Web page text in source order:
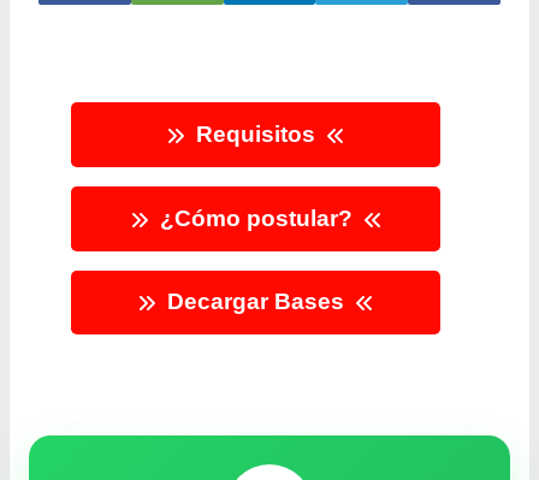
Requisitos
¿Cómo postular?
Decargar Bases